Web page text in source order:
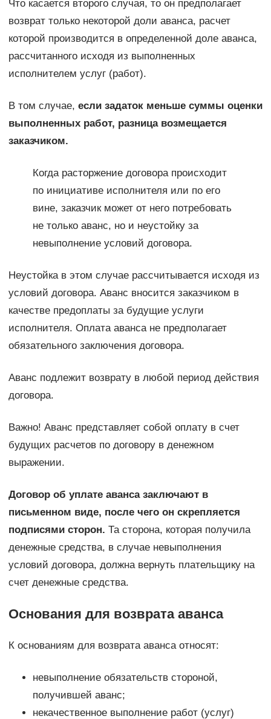
Что касается второго случая, то он предполагает
возврат только некоторой доли аванса, расчет
которой производится в определенной доле аванса,
рассчитанного исходя из выполненных
исполнителем услуг (работ).
В том случае, если задаток меньше суммы оценки
выполненных работ, разница возмещается
заказчиком.
Когда расторжение договора происходит
по инициативе исполнителя или по его
вине, заказчик может от него потребовать
не только аванс, но и неустойку за
невыполнение условий договора.
Неустойка в этом случае рассчитывается исходя из
условий договора. Аванс вносится заказчиком в
качестве предоплаты за будущие услуги
исполнителя. Оплата аванса не предполагает
обязательного заключения договора.
Аванс подлежит возврату в любой период действия
договора.
Важно! Аванс представляет собой оплату в счет
будущих расчетов по договору в денежном
выражении.
Договор об уплате аванса заключают в
письменном виде, после чего он скрепляется
подписями сторон. Та сторона, которая получила
денежные средства, в случае невыполнения
условий договора, должна вернуть плательщику на
счет денежные средства.
Основания для возврата аванса
К основаниям для возврата аванса относят:
невыполнение обязательств стороной,
получившей аванс;
некачественное выполнение работ (услуг)